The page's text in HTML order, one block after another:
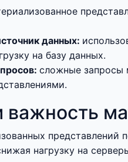
данных:
на базу данных.
сложные запросы
важность
нагрузку на